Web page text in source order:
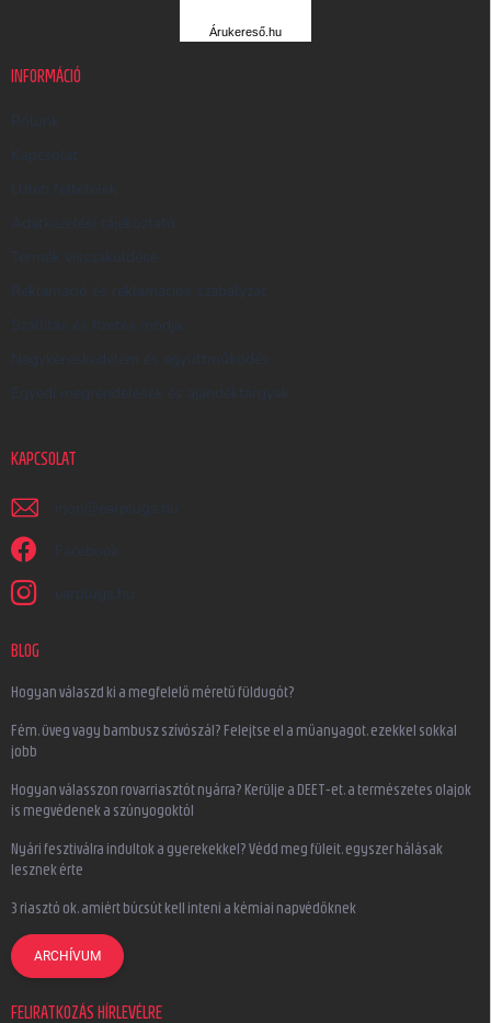
U
Árukereső.hu
INFORMÁCIÓ
Rólunk
Kapcsolat
Üzleti feltételek
Adatkezelési tájékoztató
Termék visszaküldése
Reklamáció és reklamációs szabályzat
Szállítás és fizetés módja
Nagykereskedelem és együttműködés
Egyedi megrendelések és ajándéktárgyak
KAPCSOLAT
irjon @ earplugs.hu
Facebook
earplugs.hu
BLOG
Hogyan válaszd ki a megfelelő méretű füldugót?
Fém, üveg vagy bambusz szívószál? Felejtse el a műanyagot, ezekkel sokkal
jobb
Hogyan válasszon rovarriasztót nyárra? Kerülje a DEET-et, a természetes olajok
is megvédenek a szúnyogoktól
Nyári fesztiválra indultok a gyerekekkel? Védd meg füleit, egyszer hálásak
lesznek érte
3 riasztó ok, amiért búcsút kell inteni a kémiai napvédőknek
ARCHÍVUM
FELIRATKOZÁS HÍRLEVÉLRE